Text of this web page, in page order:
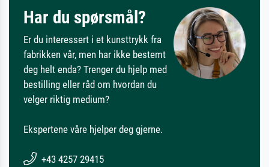
Har du spørsmål?
Er du interessert i et kunsttrykk fra
fabrikken vår, men har ikke bestemt
deg helt enda? Trenger du hjelp med
bestilling eller råd om hvordan du
velger riktig medium?
Ekspertene våre hjelper deg gjerne.
+43 4257 29415